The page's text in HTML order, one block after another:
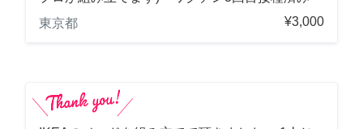
東京都
¥3,000